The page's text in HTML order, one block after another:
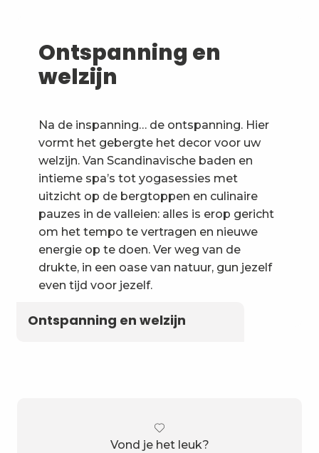
Ontspanning en
welzijn
Na de inspanning… de ontspanning. Hier
vormt het gebergte het decor voor uw
welzijn. Van Scandinavische baden en
intieme spa’s tot yogasessies met
uitzicht op de bergtoppen en culinaire
pauzes in de valleien: alles is erop gericht
om het tempo te vertragen en nieuwe
energie op te doen. Ver weg van de
drukte, in een oase van natuur, gun jezelf
even tijd voor jezelf.
Ontspanning en welzijn
Vond je het leuk?